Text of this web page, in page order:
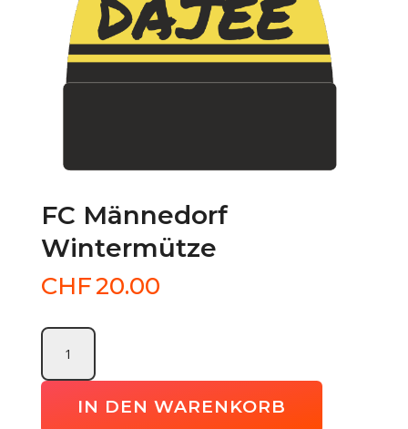
FC Männedorf
Wintermütze
CHF20.00
FC
IN DEN WARENKORB